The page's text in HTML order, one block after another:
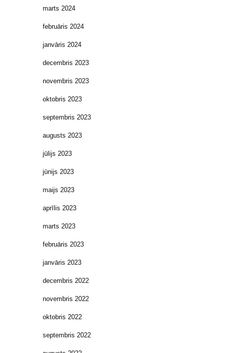
marts 2024
februāris 2024
janvāris 2024
decembris 2023
novembris 2023
oktobris 2023
septembris 2023
augusts 2023
jūlijs 2023
jūnijs 2023
maijs 2023
aprīlis 2023
marts 2023
februāris 2023
janvāris 2023
decembris 2022
novembris 2022
oktobris 2022
septembris 2022